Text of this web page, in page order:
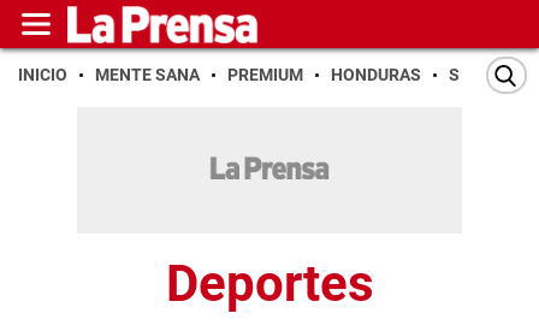
INICIO MENTE SANA PREMIUM HONDURAS SAN PEDRO
Deportes